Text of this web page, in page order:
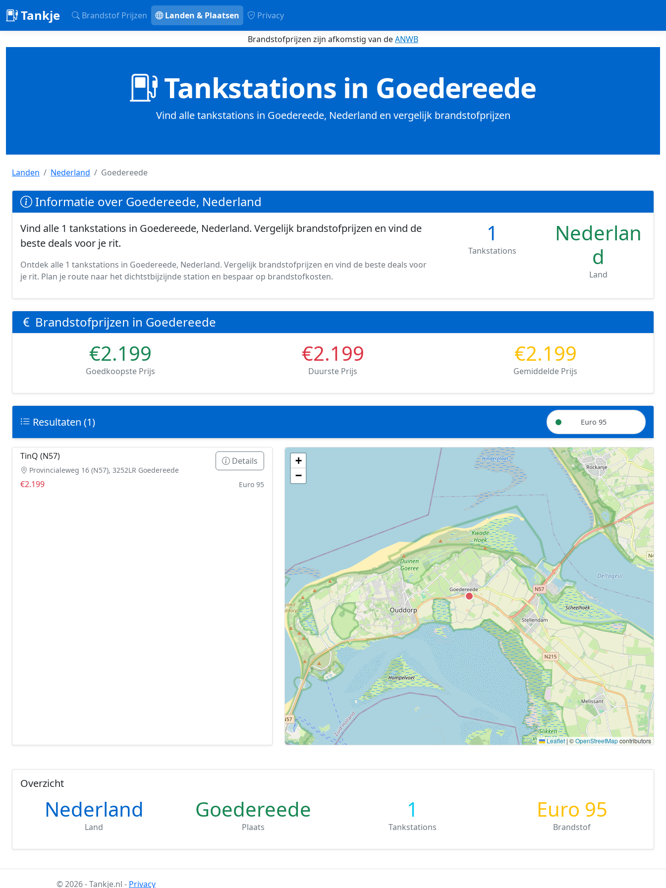
Tankje Brandstof Prijzen Landen & Plaatsen Privacy
Brandstofprijzen zijn afkomstig van deANWB
Tankstations in Goedereede
Vind alle tankstations in Goedereede, Nederland en vergelijk brandstofprijzen
Landen Nederland Goedereede
Informatie over Goedereede, Nederland
Vind alle 1 tankstations in Goedereede, Nederland. Vergelijk brandstofprijzen en vind de
beste deals voor je rit.
Ontdek alle 1 tankstations in Goedereede, Nederland. Vergelijk brandstofprijzen en vind de beste deals voor
je rit. Plan je route naar het dichtstbijzijnde station en bespaar op brandstofkosten.
1
Tankstations
Nederlan
d
Land
Brandstofprijzen in Goedereede
€2.199
Goedkoopste Prijs
€2.199
Duurste Prijs
€2.199
Gemiddelde Prijs
Resultaten (1) Euro 95
Geen tankstations met locatiegegevens gevonden.
De kaart kan niet worden weergegeven zonder GPS coördinaten.
+
−
Leaflet| ©OpenStreetMapcontributors
TinQ (N57)
Provincialeweg 16 (N57), 3252LR Goedereede
Details
€2.199 Euro 95
Overzicht
Nederland
Land
Goedereede
Plaats
1
Tankstations
Euro 95
Brandstof
© 2026 - Tankje.nl - Privacy